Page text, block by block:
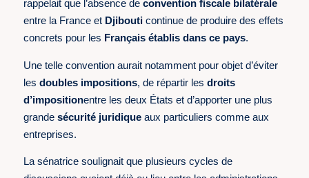
rappelait que l’absence deconvention fiscale bilatérale
entre la France et Djibouti continue de produire des effets
concrets pour les Français établis dans ce pays.
Une telle convention aurait notamment pour objet d’éviter
lesdoubles impositions, de répartir lesdroits
d’impositionentre les deux États et d’apporter une plus
grandesécurité juridique aux particuliers comme aux
entreprises.
La sénatrice soulignait que plusieurs cycles de